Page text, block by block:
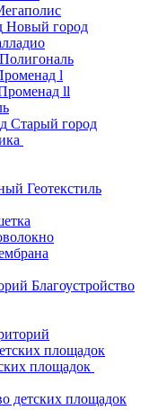
Новый город
Полигональ
l
ll
Старый город
Геотекстиль
Благоустройство
площадок
детских площадок